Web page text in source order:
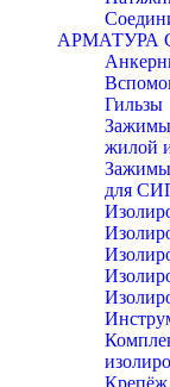
АРМАТУРА
Гильзы
Зажимы
жилой
для
Крепёж